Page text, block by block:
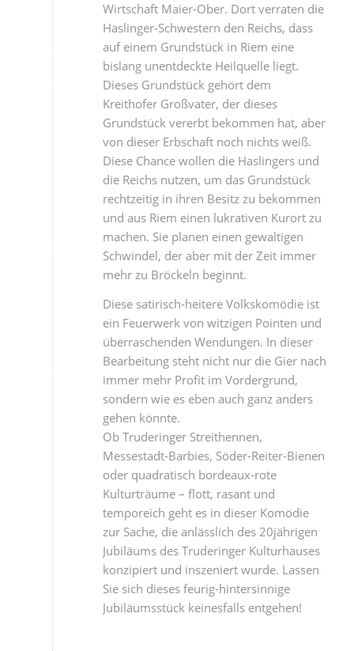
Wirtschaft Maier-Ober. Dort verraten die
Haslinger-Schwestern den Reichs, dass
auf einem Grundstück in Riem eine
bislang unentdeckte Heilquelle liegt.
Dieses Grundstück gehört dem
Kreithofer Großvater, der dieses
Grundstück vererbt bekommen hat, aber
von dieser Erbschaft noch nichts weiß.
Diese Chance wollen die Haslingers und
die Reichs nutzen, um das Grundstück
rechtzeitig in ihren Besitz zu bekommen
und aus Riem einen lukrativen Kurort zu
machen. Sie planen einen gewaltigen
Schwindel, der aber mit der Zeit immer
mehr zu Bröckeln beginnt.
Diese satirisch-heitere Volkskomödie ist
ein Feuerwerk von witzigen Pointen und
überraschenden Wendungen. In dieser
Bearbeitung steht nicht nur die Gier nach
immer mehr Profit im Vordergrund,
sondern wie es eben auch ganz anders
gehen könnte.
Ob Truderinger Streithennen,
Messestadt-Barbies, Söder-Reiter-Bienen
oder quadratisch bordeaux-rote
Kulturträume – flott, rasant und
temporeich geht es in dieser Komödie
zur Sache, die anlässlich des 20jährigen
Jubiläums des Truderinger Kulturhauses
konzipiert und inszeniert wurde. Lassen
Sie sich dieses feurig-hintersinnige
Jubiläumsstück keinesfalls entgehen!